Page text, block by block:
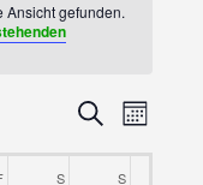
Ansicht gefunden.
SucheMonat
FREITAGSSAMSTAG
SSONNTAG